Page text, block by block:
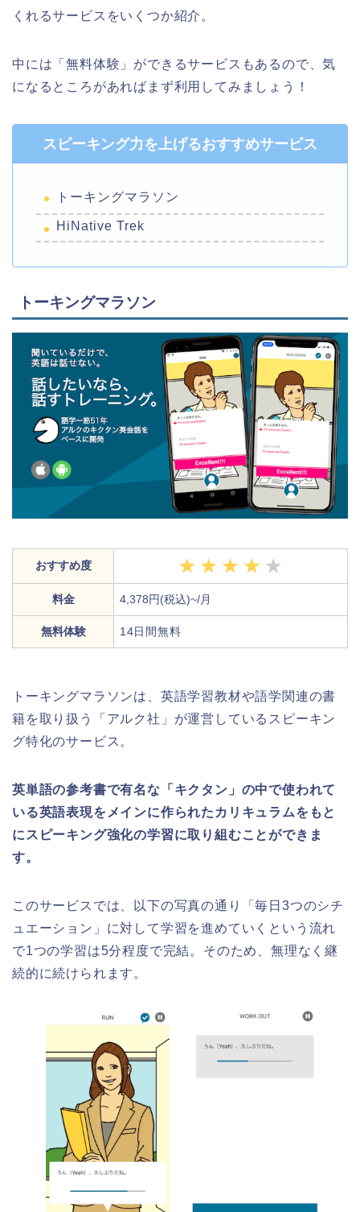
くれるサービスをいくつか紹介。
中には「無料体験」ができるサービスもあるので、気
になるところがあればまず利用してみましょう！
スピーキング力を上げるおすすめサービス
トーキングマラソン
HiNative Trek
トーキングマラソン
おすすめ度
料金 4,378円(税込)~/月
無料体験 14日間無料
トーキングマラソンは、英語学習教材や語学関連の書
籍を取り扱う「アルク社」が運営しているスピーキン
グ特化のサービス。
英単語の参考書で有名な「キクタン」の中で使われて
いる英語表現をメインに作られたカリキュラムをもと
にスピーキング強化の学習に取り組むことができま
す。
このサービスでは、以下の写真の通り「毎日3つのシチ
ュエーション」に対して学習を進めていくという流れ
で1つの学習は5分程度で完結。そのため、無理なく継
続的に続けられます。